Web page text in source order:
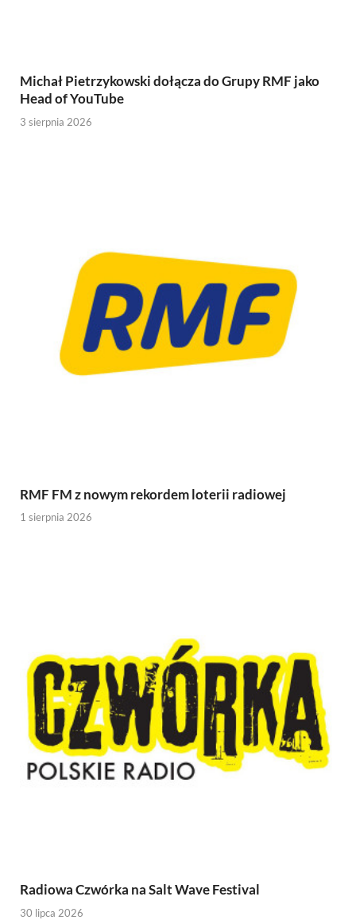
Michał Pietrzykowski dołącza do Grupy RMF jako
Head of YouTube
3 sierpnia 2026
RMF FM z nowym rekordem loterii radiowej
1 sierpnia 2026
Radiowa Czwórka na Salt Wave Festival
30 lipca 2026